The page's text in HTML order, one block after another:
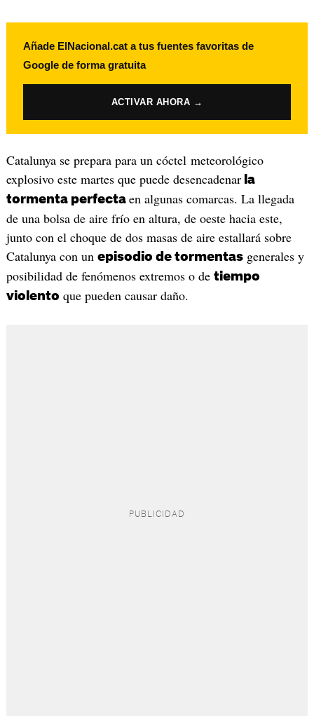
Añade ElNacional.cat a tus fuentes favoritas de
Google de forma gratuita
ACTIVAR AHORA →
Catalunya se prepara para un cóctel meteorológico
explosivo este martes que puede desencadenarla
tormenta perfecta en algunas comarcas. La llegada
de una bolsa de aire frío en altura, de oeste hacia este,
junto con el choque de dos masas de aire estallará sobre
Catalunya con un episodio de tormentasgenerales y
posibilidad de fenómenos extremos o de tiempo
violento que pueden causar daño.